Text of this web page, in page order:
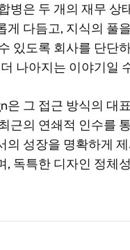
병은 두 개의 재무 상
게 다듬고, 지식의 풀
있도록 회사를 단단
나아지는 이야기일
은 그 접근 방식의 대
근의 연쇄적 인수를
의 성장을 명확하게
, 독특한 디자인 정체